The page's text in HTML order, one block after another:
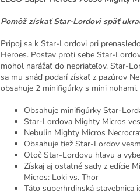
Pomôž získať Star-Lordovi späť
Pripoj sa k Star-Lordovi pri
Heroes. Postav proti sebe Star-
mohol narážať do nepriateľov. Star-
sa mu snáď podarí získať z pazúrov
obsahuje 2 minifigúrky s mini nohami.
Obsahuje minifigúrky Star-
Star-Lordova Mighty Micros
Nebulin Mighty Micros
Obsahuje tiež Star-Lordov
Otoč Star-Lordovu hlavu a
Získaj aj ostatné sady z edície
Micros: Loki vs. Thor
Táto superhrdinská stavebnica